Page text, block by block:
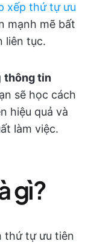
xếp thứ tự ưu
mạnh mẽ bất
liên tục.
thông tin
sẽ học cách
hiệu quả và
làm việc.
gì?
thứ tự ưu tiên